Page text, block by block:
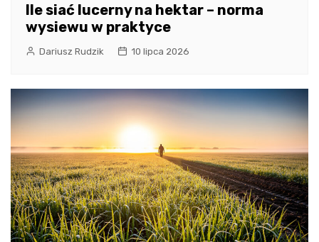
Ile siać lucerny na hektar – norma
wysiewu w praktyce
Dariusz Rudzik 10 lipca 2026